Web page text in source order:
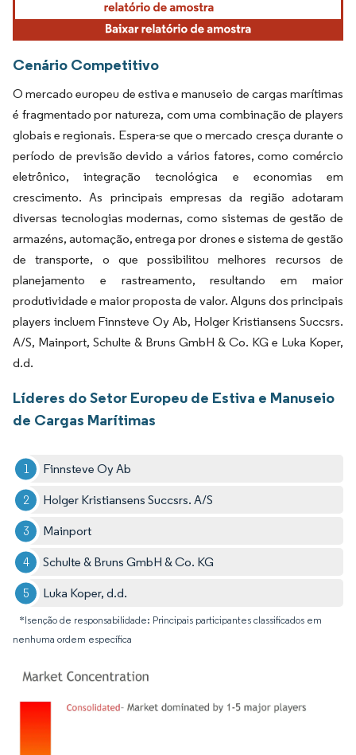
Cenário Competitivo
O mercado europeu de estiva e manuseio de cargas marítimas
é fragmentado por natureza, com uma combinação de players
globais e regionais. Espera-se que o mercado cresça durante o
período de previsão devido a vários fatores, como comércio
eletrônico, integração tecnológica e economias em
crescimento. As principais empresas da região adotaram
diversas tecnologias modernas, como sistemas de gestão de
armazéns, automação, entrega por drones e sistema de gestão
de transporte, o que possibilitou melhores recursos de
planejamento e rastreamento, resultando em maior
produtividade e maior proposta de valor. Alguns dos principais
players incluem Finnsteve Oy Ab, Holger Kristiansens Succsrs.
A/S, Mainport, Schulte & Bruns GmbH & Co. KG e Luka Koper,
d.d.
Líderes do Setor Europeu de Estiva e Manuseio
de Cargas Marítimas
Finnsteve Oy Ab
Holger Kristiansens Succsrs. A/S
Mainport
Schulte & Bruns GmbH & Co. KG
Luka Koper, d.d.
*Isenção de responsabilidade: Principais participantes classificados em
nenhuma ordem específica